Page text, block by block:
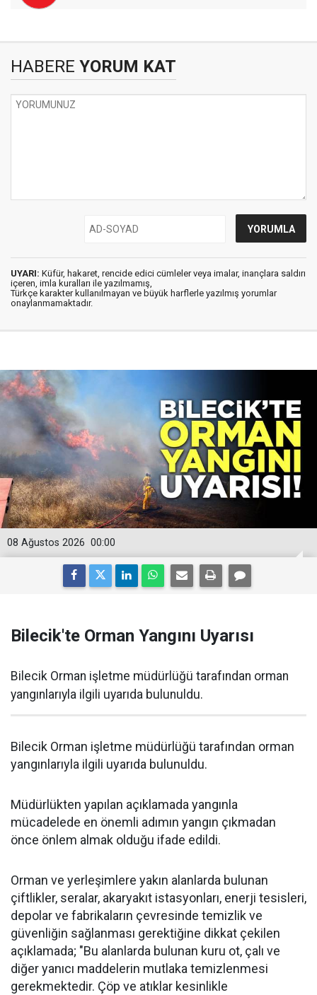
HABERE YORUM KAT
UYARI: Küfür, hakaret, rencide edici cümleler veya imalar, inançlara saldırı
içeren, imla kuralları ile yazılmamış,
Türkçe karakter kullanılmayan ve büyük harflerle yazılmış yorumlar
onaylanmamaktadır.
00:00
08 Ağustos 2026
Bilecik'te Orman Yangını Uyarısı
Bilecik Orman işletme müdürlüğü tarafından orman
yangınlarıyla ilgili uyarıda bulunuldu.
Bilecik Orman işletme müdürlüğü tarafından orman
yangınlarıyla ilgili uyarıda bulunuldu.
Müdürlükten yapılan açıklamada yangınla
mücadelede en önemli adımın yangın çıkmadan
önce önlem almak olduğu ifade edildi.
Orman ve yerleşimlere yakın alanlarda bulunan
çiftlikler, seralar, akaryakıt istasyonları, enerji tesisleri,
depolar ve fabrikaların çevresinde temizlik ve
güvenliğin sağlanması gerektiğine dikkat çekilen
açıklamada; "Bu alanlarda bulunan kuru ot, çalı ve
diğer yanıcı maddelerin mutlaka temizlenmesi
gerekmektedir. Çöp ve atıklar kesinlikle